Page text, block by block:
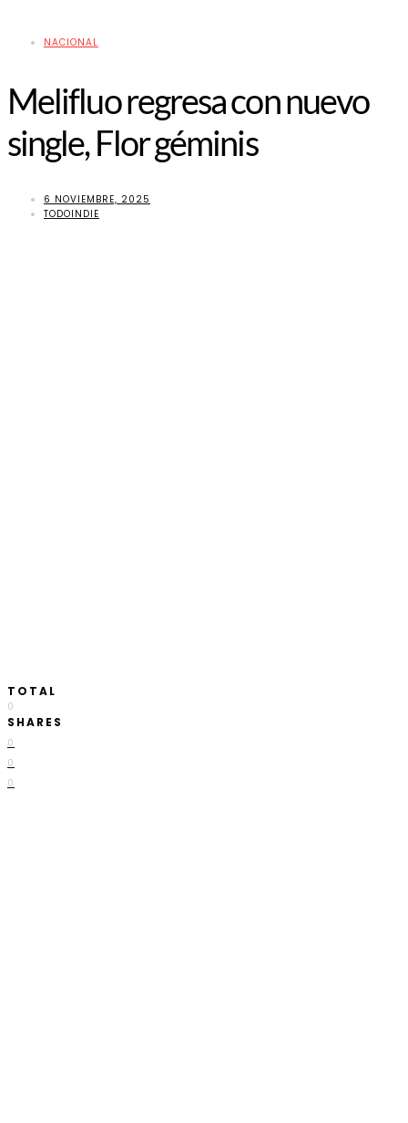
NACIONAL
Melifluo regresa con nuevo
single, Flor géminis
6 NOVIEMBRE, 2025
TODOINDIE
TOTAL
0
SHARES
0
0
0